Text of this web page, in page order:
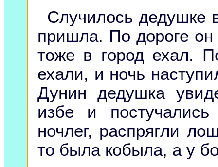
Случилось дедушке
пришла. По дороге он
тоже в город ехал.
ехали, и ночь
Дунин дедушка
избе и
ночлег, распрягли
то была кобыла, а у